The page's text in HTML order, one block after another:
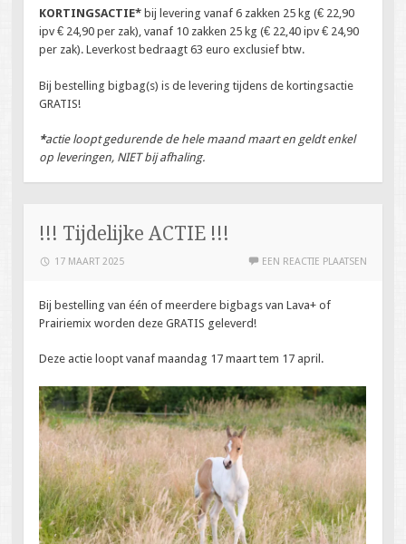
KORTINGSACTIE* bij levering vanaf 6 zakken 25 kg (€ 22,90
ipv € 24,90 per zak), vanaf 10 zakken 25 kg (€ 22,40 ipv € 24,90
per zak). Leverkost bedraagt 63 euro exclusief btw.
Bij bestelling bigbag(s) is de levering tijdens de kortingsactie
GRATIS!
*actie loopt gedurende de hele maand maart en geldt enkel
op leveringen, NIET bij afhaling.
!!! Tijdelijke ACTIE !!!
17 MAART 2025 EEN REACTIE PLAATSEN
Bij bestelling van één of meerdere bigbags van Lava+ of
Prairiemix worden deze GRATIS geleverd!
Deze actie loopt vanaf maandag 17 maart tem 17 april.